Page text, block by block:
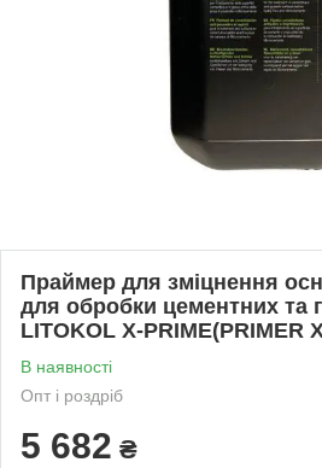
Праймер для зміцнення
для обробки цементних та
LITOKOL X-PRIME(PRIMER
В наявності
Опт і роздріб
5 682 ₴